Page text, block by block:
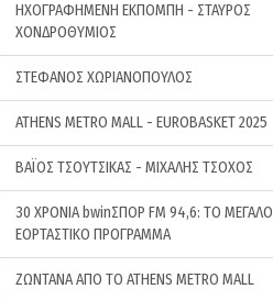
ΗΧΟΓΡΑΦΗΜΕΝΗ ΕΚΠΟΜΠΗ - ΣΤΑΥΡΟΣ
ΧΟΝΔΡΟΘΥΜΙΟΣ
ΣΤΕΦΑΝΟΣ ΧΩΡΙΑΝΟΠΟΥΛΟΣ
ATHENS METRO MALL - EUROBASKET 2025
ΒΑΪΟΣ ΤΣΟΥΤΣΙΚΑΣ - ΜΙΧΑΛΗΣ ΤΣΟΧΟΣ
30 ΧΡΟΝΙΑ bwinΣΠΟΡ FM 94,6: ΤΟ ΜΕΓΑΛΟ
ΕΟΡΤΑΣΤΙΚΟ ΠΡΟΓΡΑΜΜΑ
ΖΩΝΤΑΝΑ ΑΠΟ ΤΟ ATHENS METRO MALL